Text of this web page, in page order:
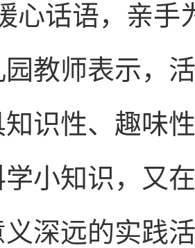
心话语，亲
教师表示，
识性、趣味
小知识，又
深远的实践